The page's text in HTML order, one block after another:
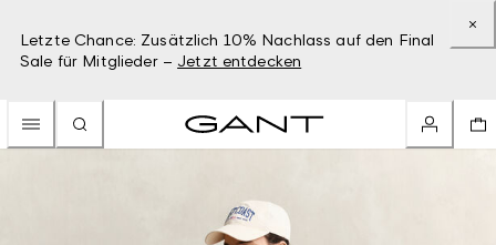
Letzte Chance: Zusätzlich 10% Nachlass auf den Final
Sale für Mitglieder – Jetzt entdecken